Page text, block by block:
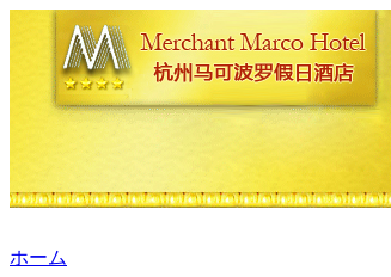
ホーム